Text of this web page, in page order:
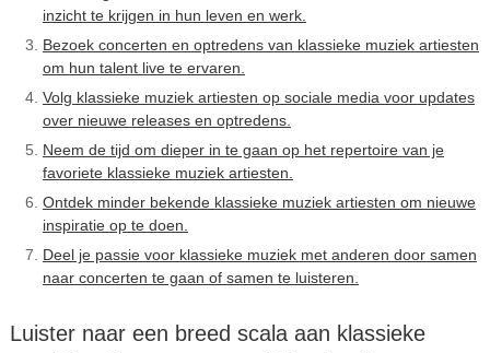
inzicht te krijgen in hun leven en werk.
Bezoek concerten en optredens van klassieke muziek artiesten
om hun talent live te ervaren.
Volg klassieke muziek artiesten op sociale media voor updates
over nieuwe releases en optredens.
Neem de tijd om dieper in te gaan op het repertoire van je
favoriete klassieke muziek artiesten.
Ontdek minder bekende klassieke muziek artiesten om nieuwe
inspiratie op te doen.
Deel je passie voor klassieke muziek met anderen door samen
naar concerten te gaan of samen te luisteren.
Luister naar een breed scala aan klassieke